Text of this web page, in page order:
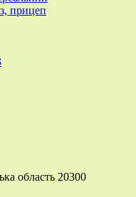
прицеп
область 20300